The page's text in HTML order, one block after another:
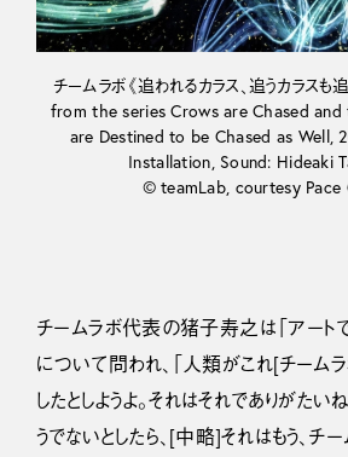
チームラボ《追われるカラス、追うカラスも
from the series Crows are Chased
are Destined to be Chased as Well,
Installation, Sound: Hideaki
© teamLab, courtesy Pace
チームラボ代表の猪子寿之は「アート
について問われ、「人類がこれ[チーム
したとしようよ。それはそれでありがたい
うでないとしたら、[中略]それはもう、チ